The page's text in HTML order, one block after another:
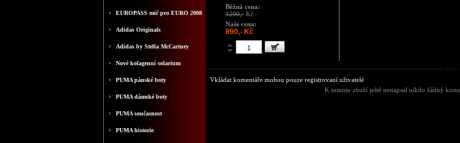
EUROPASS mič pro EURO 2008
Adidas Originals
Adidas by Stella McCartney
Nové kolagenní solarium
PUMA pánské boty
PUMA dámské boty
PUMA současnost
PUMA historie
Běžná cena:
1290,- Kč
Naše cena:
890,- Kč
Vkládat komentáře mohou pouze registrovaní uživatelé
K tomuto zboží ještě nenapsal nikdo žádný